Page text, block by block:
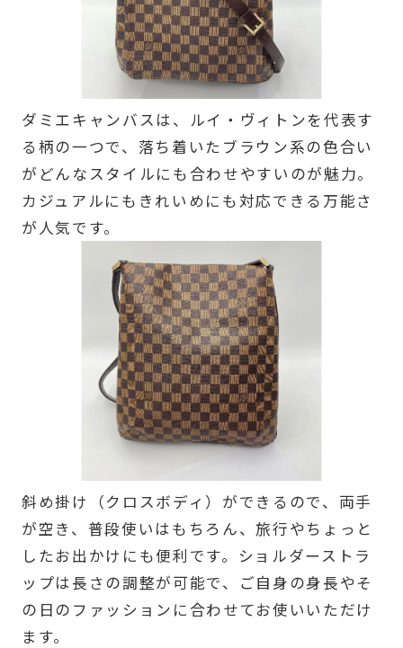
ダミエキャンバスは、ルイ・ヴィトンを代表す
る柄の一つで、落ち着いたブラウン系の色合い
がどんなスタイルにも合わせやすいのが魅力。
カジュアルにもきれいめにも対応できる万能さ
が人気です。
斜め掛け（クロスボディ）ができるので、両手
が空き、普段使いはもちろん、旅行やちょっと
したお出かけにも便利です。ショルダーストラ
ップは長さの調整が可能で、ご自身の身長やそ
の日のファッションに合わせてお使いいただけ
ます。